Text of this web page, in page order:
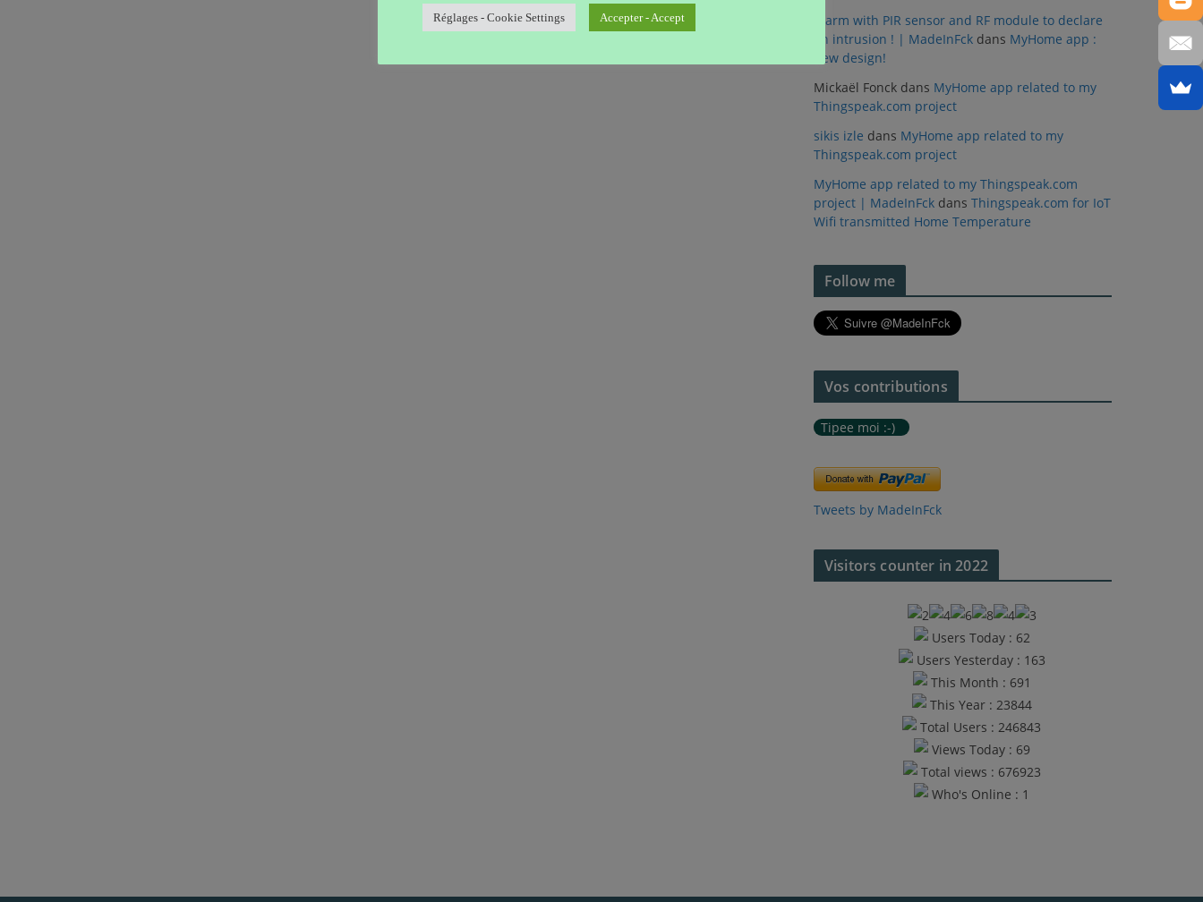
Alarm with PIR sensor and RF module to declare
an intrusion ! | MadeInFck dans MyHome app :
new design!
Mickaël Fonck dans MyHome app related to my
Thingspeak.com project
sikis izle dans MyHome app related to my
Thingspeak.com project
MyHome app related to my Thingspeak.com
project | MadeInFck dans Thingspeak.com for IoT
Wifi transmitted Home Temperature
Follow me
Vos contributions
Tipee moi :-)
Tweets by MadeInFck
Visitors counter in 2022
Users Today : 62
Users Yesterday : 163
This Month : 691
This Year : 23844
Total Users : 246843
Views Today : 69
Total views : 676923
Who's Online : 1
Réglages - Cookie Settings Accepter - Accept